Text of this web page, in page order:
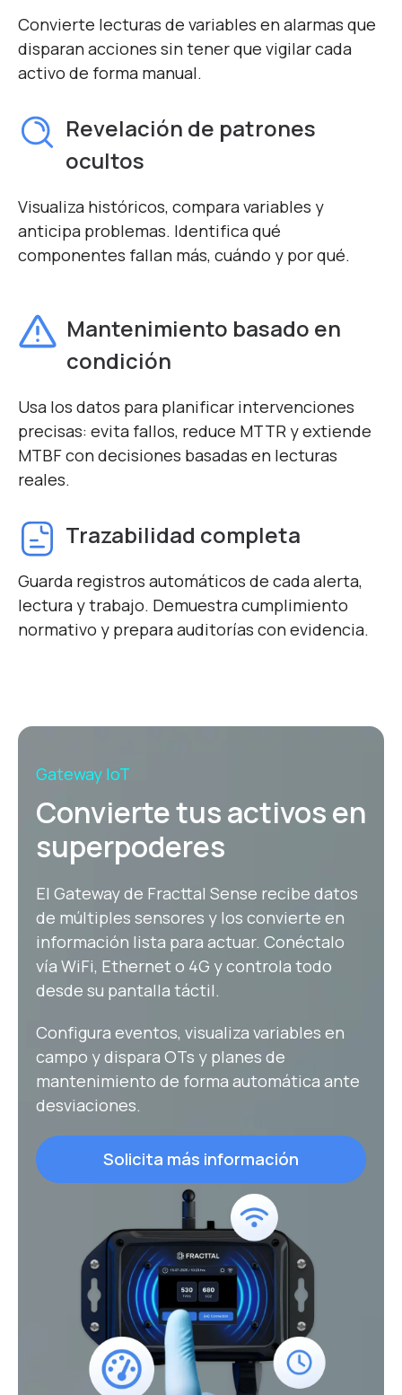
Convierte lecturas de variables en alarmas que
disparan acciones sin tener que vigilar cada
activo de forma manual.
Revelación de patrones
ocultos
Visualiza históricos, compara variables y
anticipa problemas. Identifica qué
componentes fallan más, cuándo y por qué.
Mantenimiento basado en
condición
Usa los datos para planificar intervenciones
precisas: evita fallos, reduce MTTR y extiende
MTBF con decisiones basadas en lecturas
reales.
Trazabilidad completa
Guarda registros automáticos de cada alerta,
lectura y trabajo. Demuestra cumplimiento
normativo y prepara auditorías con evidencia.
Gateway IoT
Convierte tus activos en
superpoderes
El Gateway de Fracttal Sense recibe datos
de múltiples sensores y los convierte en
información lista para actuar. Conéctalo
vía WiFi, Ethernet o 4G y controla todo
desde su pantalla táctil.
Configura eventos, visualiza variables en
campo y dispara OTs y planes de
mantenimiento de forma automática ante
desviaciones.
Solicita más información